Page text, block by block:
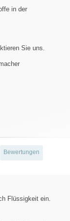
in der
Sie uns.
Bewertungen
Flüssigkeit ein.